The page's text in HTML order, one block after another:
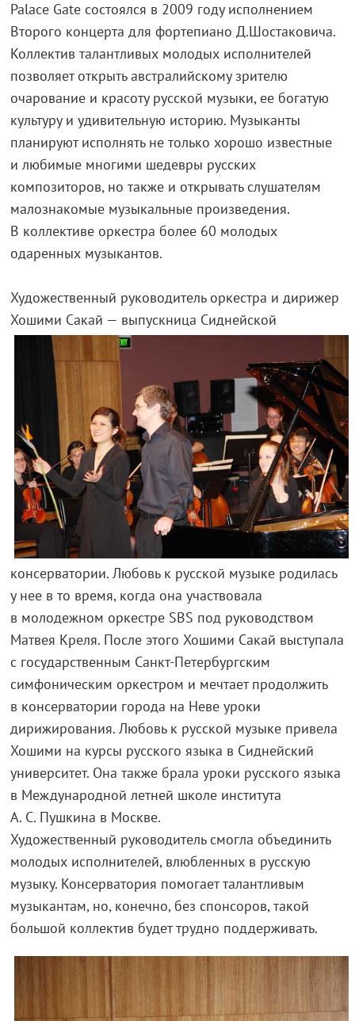
Palace Gate состоялся в 2009 году исполнением
Второго концерта для фортепиано Д.Шостаковича.
Коллектив талантливых молодых исполнителей
позволяет открыть австралийскому зрителю
очарование и красоту русской музыки, ее богатую
культуру и удивительную историю. Музыканты
планируют исполнять не только хорошо известные
и любимые многими шедевры русских
композиторов, но также и открывать слушателям
малознакомые музыкальные произведения.
В коллективе оркестра более 60 молодых
одаренных музыкантов.
Художественный руководитель оркестра и дирижер
Хошими Сакай — выпускница Сиднейской
консерватории. Любовь к русской музыке родилась
у нее в то время, когда она участвовала
в молодежном оркестре SBS под руководством
Матвея Креля. После этого Хошими Сакай выступала
с государственным Санкт-Петербургским
симфоническим оркестром и мечтает продолжить
в консерватории города на Неве уроки
дирижирования. Любовь к русской музыке привела
Хошими на курсы русского языка в Сиднейский
университет. Она также брала уроки русского языка
в Международной летней школе института
А. С. Пушкина в Москве.
Художественный руководитель смогла объединить
молодых исполнителей, влюбленных в русскую
музыку. Консерватория помогает талантливым
музыкантам, но, конечно, без спонсоров, такой
большой коллектив будет трудно поддерживать.